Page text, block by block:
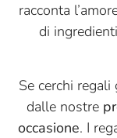
racconta
di
Se cerchi
dalle nostre
occasione. I